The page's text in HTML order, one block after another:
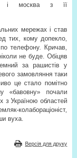
і москва з її
мережах і став
тих, кому допекло,
телефону. Кричав,
не буде. Обіцяв
за рашистів у
замовляння таки
це стало помітно
«бавовну» почали
з Україною областей
колабораціоніст,
вуха.
Версія для друку